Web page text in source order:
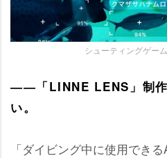
シューティングゲー
――「LINNE LENS」制作
い。
「ダイビング中に使用でき